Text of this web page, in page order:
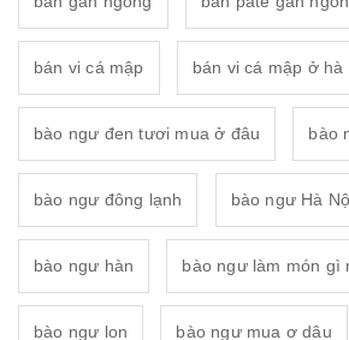
bán vi cá mập bán vi cá mập ở hà
bào ngư đen tươi mua ở đâu bào
bào ngư đông lạnh bào ngư Hà
bào ngư hàn bào ngư làm món gì
bào ngư lon bào ngư mua ơ dâu